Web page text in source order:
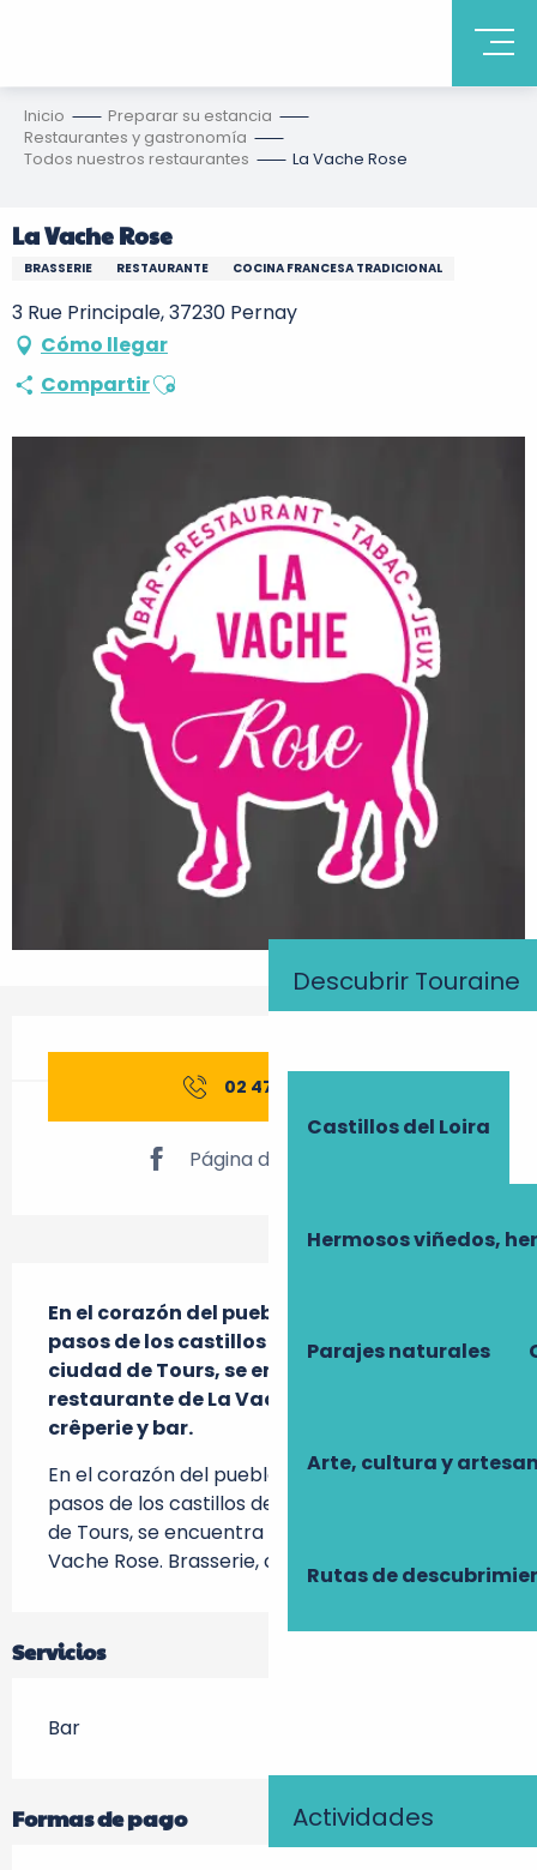
Descubrir Touraine
Castillos del Loira
Hermosos viñedos,
Parajes naturales
Arte, cultura y
Rutas de
Actividades
Inicio
Preparar su estancia
Restaurantes y gastronomía
Todos nuestros restaurantes
La Vache Rose
La Vache Rose
BRASSERIE RESTAURANTE COCINA FRANCESA TRADICIONAL
3 Rue Principale, 37230 Pernay
Cómo llegar
CompartirAjouter aux favoris
02 47 86 07
Página de Facebook
En el corazón del pueblo de Pernay, a dos
pasos de los castillos del Loira y de la
ciudad de Tours, se encuentra el
restaurante de La Vache Rose. Brasserie,
crêperie y bar.
En el corazón del pueblo de Pernay, a dos
pasos de los castillos del Loira y de la ciudad
de Tours, se encuentra el restaurante de La
Vache Rose. Brasserie, crêperie y bar.
Servicios
Bar
Formas de pago